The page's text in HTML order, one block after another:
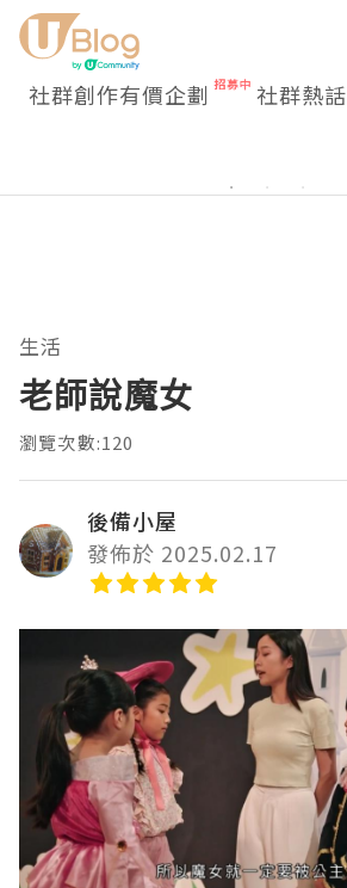
社群創作有價企劃 社群熱話
生活
老師說魔女
瀏覽次數:120
後備小屋
發佈於 2025.02.17